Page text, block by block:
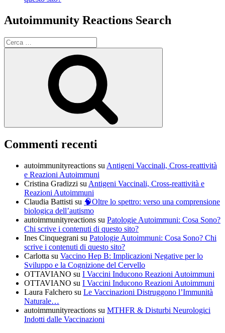
Autoimmunity Reactions Search
Cerca:
Commenti recenti
autoimmunityreactions su Antigeni Vaccinali, Cross-reattività
e Reazioni Autoimmuni
Cristina Gradizzi su Antigeni Vaccinali, Cross-reattività e
Reazioni Autoimmuni
Claudia Battisti su 🧠Oltre lo spettro: verso una comprensione
biologica dell’autismo
autoimmunityreactions su Patologie Autoimmuni: Cosa Sono?
Chi scrive i contenuti di questo sito?
Ines Cinquegrani su Patologie Autoimmuni: Cosa Sono? Chi
scrive i contenuti di questo sito?
Carlotta su Vaccino Hep B: Implicazioni Negative per lo
Sviluppo e la Cognizione del Cervello
OTTAVIANO su I Vaccini Inducono Reazioni Autoimmuni
OTTAVIANO su I Vaccini Inducono Reazioni Autoimmuni
Laura Falchero su Le Vaccinazioni Distruggono l’Immunità
Naturale…
autoimmunityreactions su MTHFR & Disturbi Neurologici
Indotti dalle Vaccinazioni